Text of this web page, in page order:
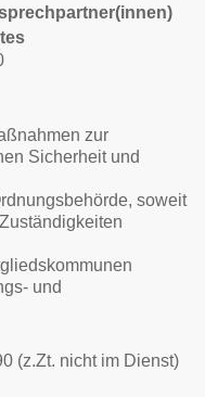
zur
Sicherheit und
soweit
und
(z.Zt. nicht im Dienst)